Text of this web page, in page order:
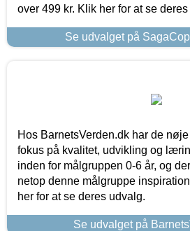
over 499 kr. Klik her for at se
Se udvalget på
Hos BarnetsVerden.dk har de
fokus på kvalitet, udvikling og
inden for målgruppen 0-6 år, og
netop denne målgruppe
her for at se deres udvalg.
Se udvalget på